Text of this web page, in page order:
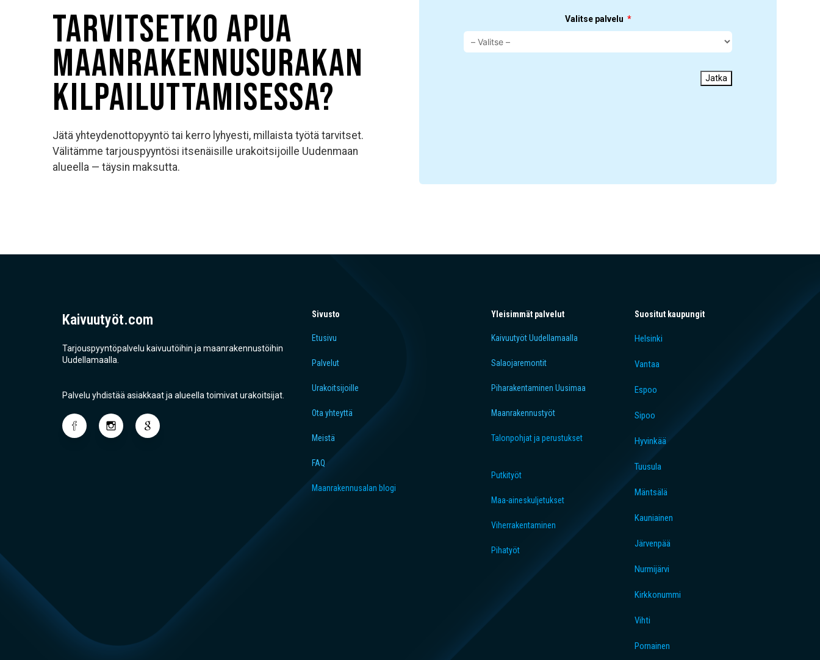
Tarvitsetko apua
maanrakennusurakan
kilpailuttamisessa?
Jätä yhteydenottopyyntö tai kerro lyhyesti, millaista työtä tarvitset.
Välitämme tarjouspyyntösi itsenäisille urakoitsijoille Uudenmaan
alueella — täysin maksutta.
Valitse palvelu
Jatka
Kaivuutyöt.com
Tarjouspyyntöpalvelu kaivuutöihin ja maanrakennustöihin
Uudellamaalla.
Palvelu yhdistää asiakkaat ja alueella toimivat urakoitsijat.
Sivusto
Etusivu
Palvelut
Urakoitsijoille
Ota yhteyttä
Meistä
FAQ
Maanrakennusalan blogi
Yleisimmät palvelut
Kaivuutyöt Uudellamaalla
Salaojaremontit
Piharakentaminen Uusimaa
Maanrakennustyöt
Talonpohjat ja perustukset
Putkityöt
Maa-aineskuljetukset
Viherrakentaminen
Pihatyöt
Suositut kaupungit
Helsinki
Vantaa
Espoo
Sipoo
Hyvinkää
Tuusula
Mäntsälä
Kauniainen
Järvenpää
Nurmijärvi
Kirkkonummi
Vihti
Pornainen